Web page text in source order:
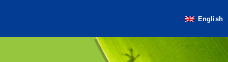
English